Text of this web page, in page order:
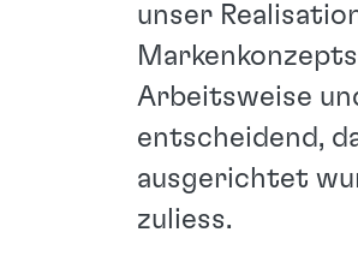
unser
Arbeitsweise
entscheidend,
ausgerichtet
zuliess.